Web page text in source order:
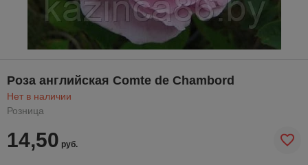
Роза английская Comte de Chambord
Нет в наличии
Розница
14,50 руб.